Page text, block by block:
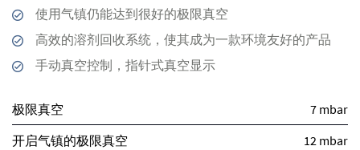
使用气镇仍能达到很好的极限真空
高效的溶剂回收系统，使其成为一款环境友好的产品
手动真空控制，指针式真空显示
极限真空
7 mbar
开启气镇的极限真空
12 mbar